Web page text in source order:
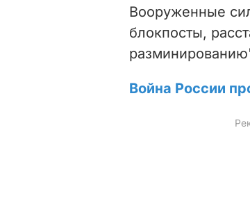
Вооруженные
блокпосты,
Война России